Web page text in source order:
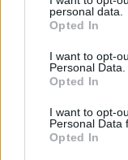
personal data.
Opted In
I want to opt-
Personal Data.
Opted In
I want to opt-
Personal Data
Opted In
mercati
Condividi